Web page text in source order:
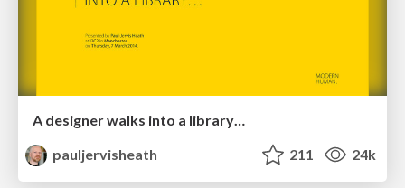
A designer walks into a library…
pauljervisheath
211 24k